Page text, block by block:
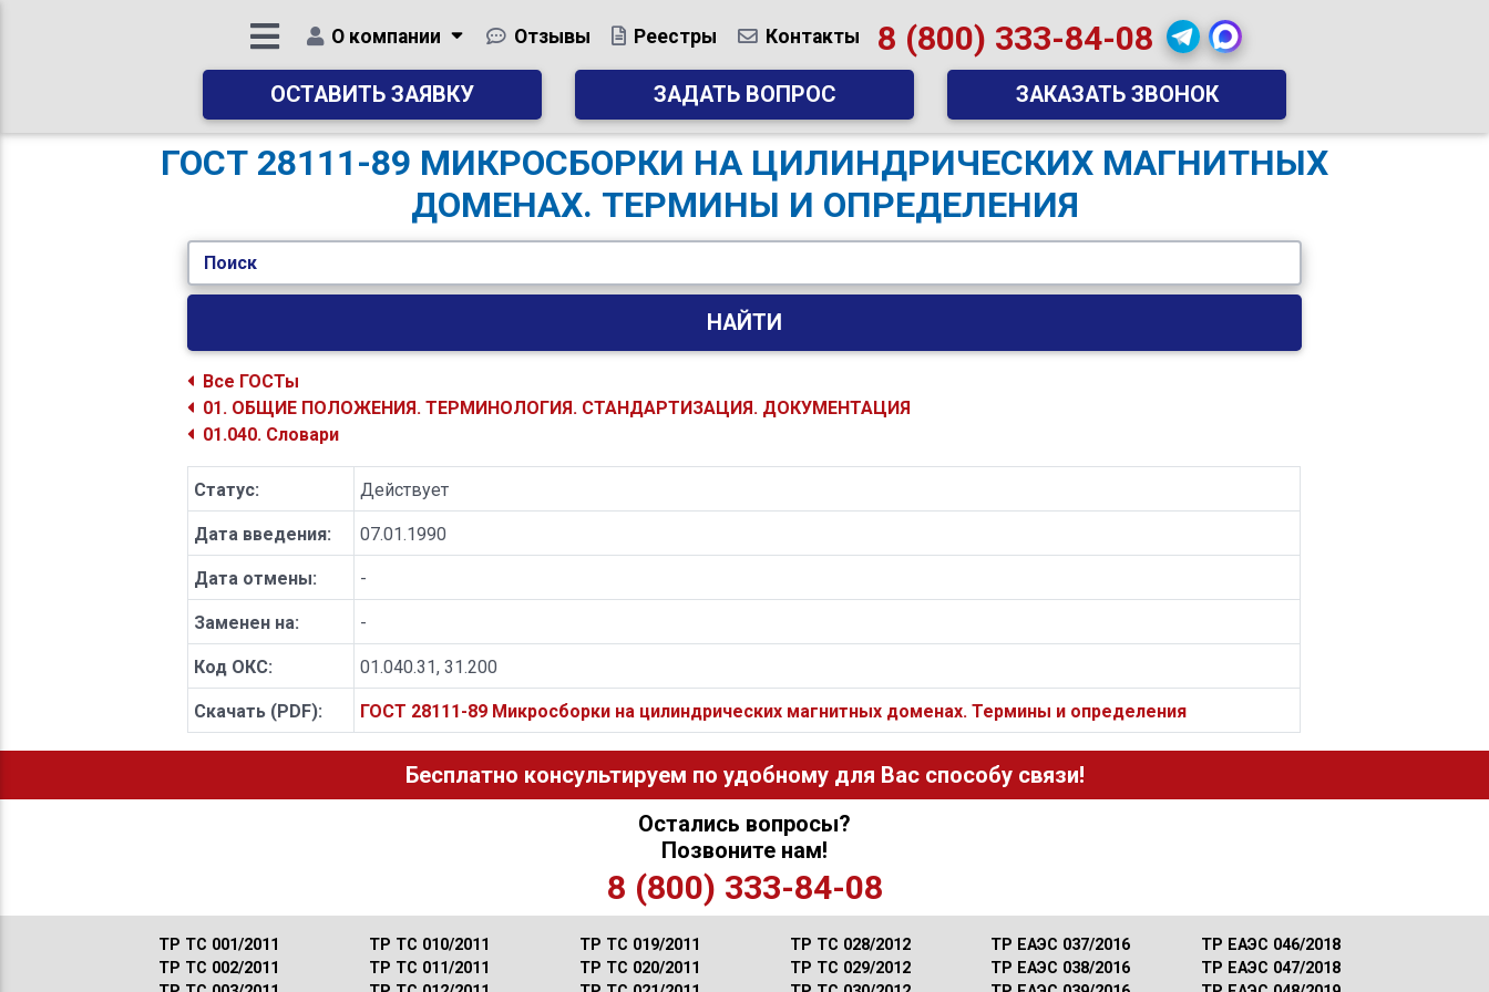
О компании Отзывы Реестры Контакты 8 (800) 333-84-08
ОСТАВИТЬ ЗАЯВКУ ЗАДАТЬ ВОПРОС ЗАКАЗАТЬ ЗВОНОК
ГОСТ 28111-89 МИКРОСБОРКИ НА ЦИЛИНДРИЧЕСКИХ МАГНИТНЫХ
ДОМЕНАХ. ТЕРМИНЫ И ОПРЕДЕЛЕНИЯ
Поиск
НАЙТИ
Все ГОСТы
01. ОБЩИЕ ПОЛОЖЕНИЯ. ТЕРМИНОЛОГИЯ. СТАНДАРТИЗАЦИЯ. ДОКУМЕНТАЦИЯ
01.040. Словари
Статус: Действует
Дата введения: 07.01.1990
Дата отмены: -
Заменен на: -
Код ОКС: 01.040.31, 31.200
Скачать (PDF): ГОСТ 28111-89 Микросборки на цилиндрических магнитных доменах. Термины и определения
Бесплатно консультируем по удобному для Вас способу связи!
Остались вопросы?
Позвоните нам!
8 (800) 333-84-08
ТР ТС 001/2011
ТР ТС 002/2011
ТР ТС 010/2011
ТР ТС 011/2011
ТР ТС 019/2011
ТР ТС 020/2011
ТР ТС 028/2012
ТР ТС 029/2012
ТР ЕАЭС 037/2016
ТР ЕАЭС 038/2016
ТР ЕАЭС 046/2018
ТР ЕАЭС 047/2018